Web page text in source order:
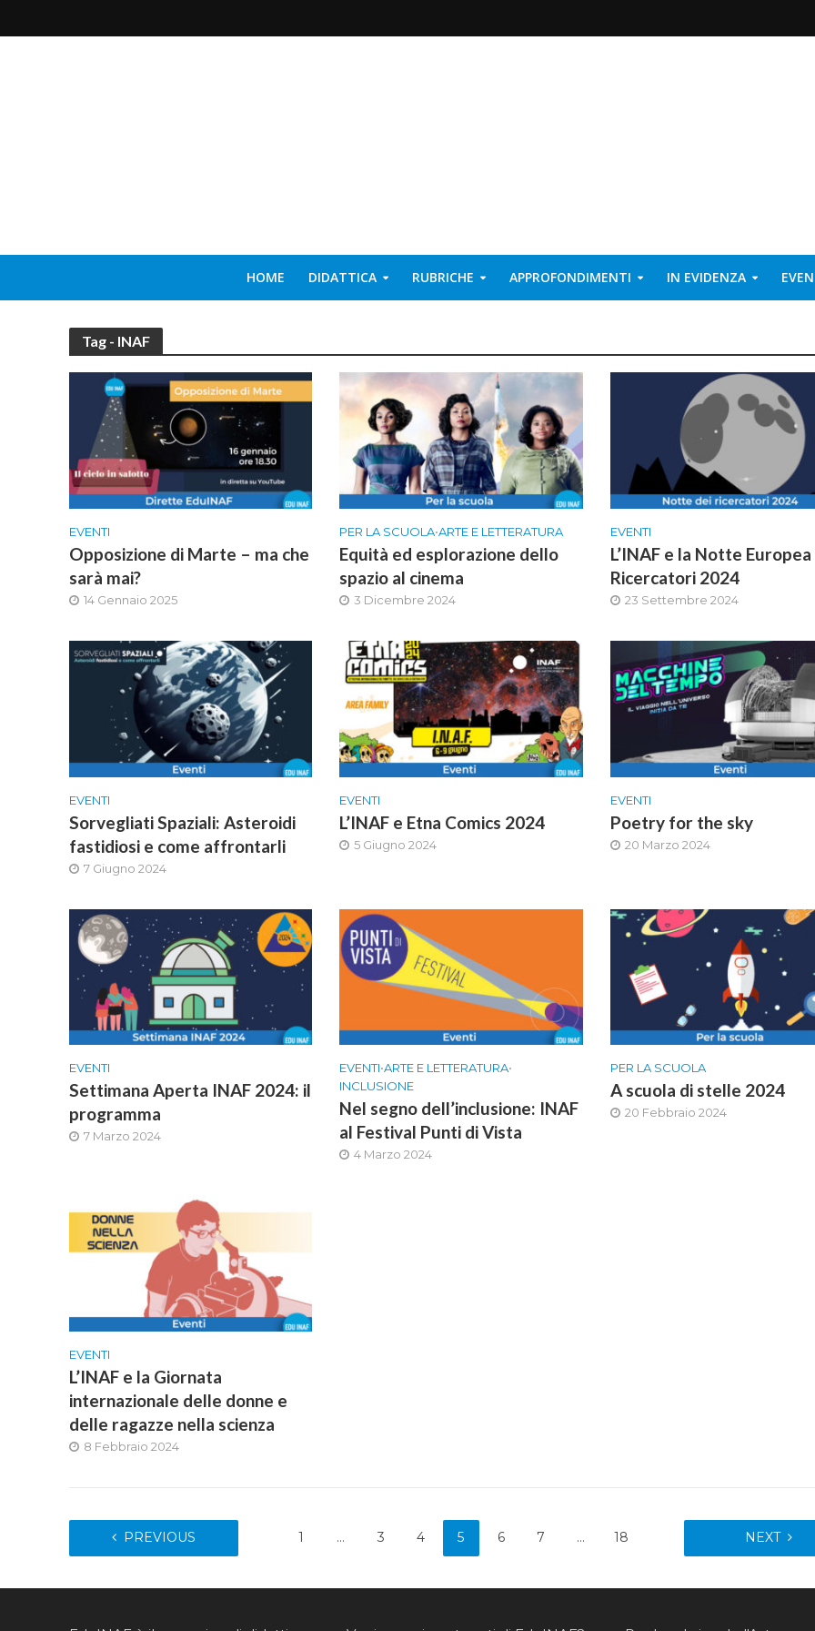
HOME DIDATTICA RUBRICHE APPROFONDIMENTI IN EVIDENZA
Tag - INAF
EVENTI
Opposizione di Marte – ma che
sarà mai?
14 Gennaio 2025
PER LA SCUOLA•ARTE E LETTERATURA
Equità ed esplorazione dello
spazio al cinema
3 Dicembre 2024
EVENTI
L’INAF e la Notte
Ricercatori 2024
23 Settembre 2024
EVENTI
Sorvegliati Spaziali: Asteroidi
fastidiosi e come affrontarli
7 Giugno 2024
EVENTI
L’INAF e Etna Comics 2024
5 Giugno 2024
EVENTI
Poetry for the sky
20 Marzo 2024
EVENTI
Settimana Aperta INAF 2024: il
programma
7 Marzo 2024
EVENTI•ARTE E LETTERATURA•
INCLUSIONE
Nel segno dell’inclusione: INAF
al Festival Punti di Vista
4 Marzo 2024
PER LA SCUOLA
A scuola di stelle 2024
20 Febbraio 2024
EVENTI
L’INAF e la Giornata
internazionale delle donne e
delle ragazze nella scienza
8 Febbraio 2024
PREVIOUS 1 … 3 4 5 6 7 … 18 NEXT